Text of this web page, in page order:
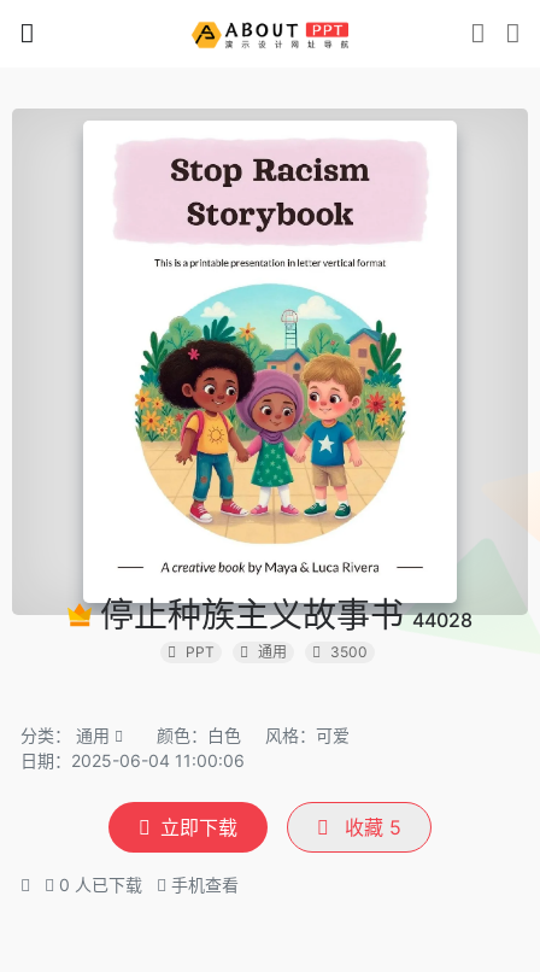
停止种族主义故事书44028
PPT 通用 3500
分类： 通用 颜色：白色
风格：可爱
日期：2025-06-04 11:00:06
立即下载 收藏 5
0 人已下载 手机查看